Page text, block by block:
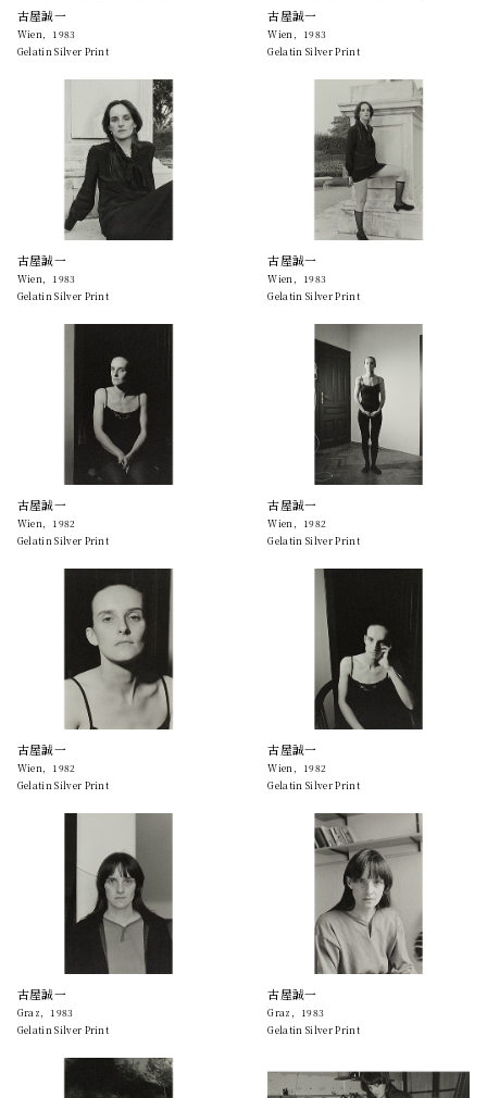
古屋誠一
Wien，1983
Gelatin Silver Print
古屋誠一
Wien，1983
Gelatin Silver Print
古屋誠一
Wien，1983
Gelatin Silver Print
古屋誠一
Wien，1983
Gelatin Silver Print
古屋誠一
Wien，1982
Gelatin Silver Print
古屋誠一
Wien，1982
Gelatin Silver Print
古屋誠一
Wien，1982
Gelatin Silver Print
古屋誠一
Wien，1982
Gelatin Silver Print
古屋誠一
Graz，1983
Gelatin Silver Print
古屋誠一
Graz，1983
Gelatin Silver Print